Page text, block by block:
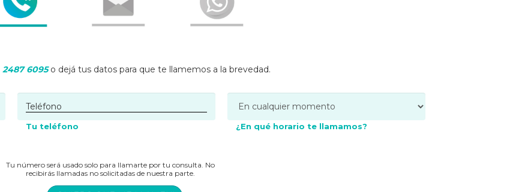
2487 6095o dejá tus datos para que te llamemos a la brevedad.
Tu teléfono ¿En qué horario te llamamos?
Tu número será usado solo para llamarte por tu consulta. No
recibirás llamadas no solicitadas de nuestra parte.